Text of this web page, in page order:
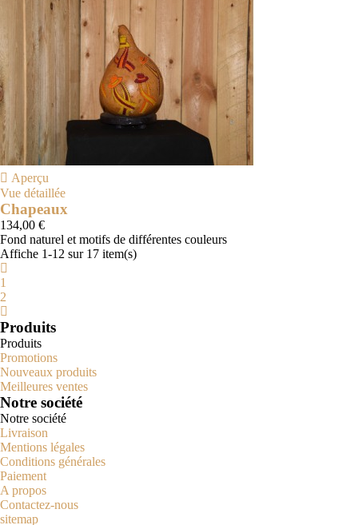
 Aperçu
Vue détaillée
Chapeaux
134,00 €
Fond naturel et motifs de différentes couleurs
Naturel
Affiche 1-12 sur 17 item(s)
1
2
Produits
Produits
Promotions
Nouveaux produits
Meilleures ventes
Notre société
Notre société
Livraison
Mentions légales
Conditions générales
Paiement
A propos
Contactez-nous
sitemap